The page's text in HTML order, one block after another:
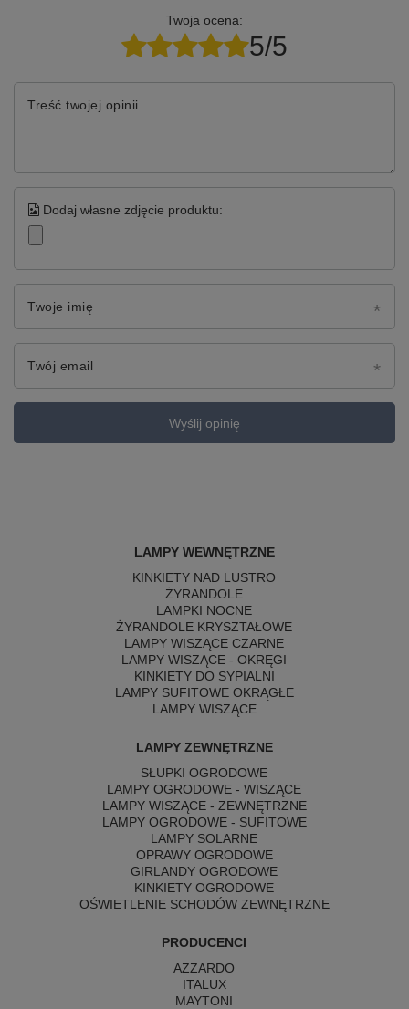
Twoja ocena:
5/5
Treść twojej opinii
Dodaj własne zdjęcie produktu:
Twoje imię
Twój email
Wyślij opinię
LAMPY WEWNĘTRZNE
KINKIETY NAD LUSTRO
ŻYRANDOLE
LAMPKI NOCNE
ŻYRANDOLE KRYSZTAŁOWE
LAMPY WISZĄCE CZARNE
LAMPY WISZĄCE - OKRĘGI
KINKIETY DO SYPIALNI
LAMPY SUFITOWE OKRĄGŁE
LAMPY WISZĄCE
LAMPY ZEWNĘTRZNE
SŁUPKI OGRODOWE
LAMPY OGRODOWE - WISZĄCE
LAMPY WISZĄCE - ZEWNĘTRZNE
LAMPY OGRODOWE - SUFITOWE
LAMPY SOLARNE
OPRAWY OGRODOWE
GIRLANDY OGRODOWE
KINKIETY OGRODOWE
OŚWIETLENIE SCHODÓW ZEWNĘTRZNE
PRODUCENCI
AZZARDO
ITALUX
MAYTONI